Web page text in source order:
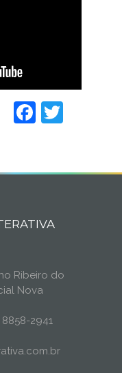
Ribeiro do
Nova
8858-2941